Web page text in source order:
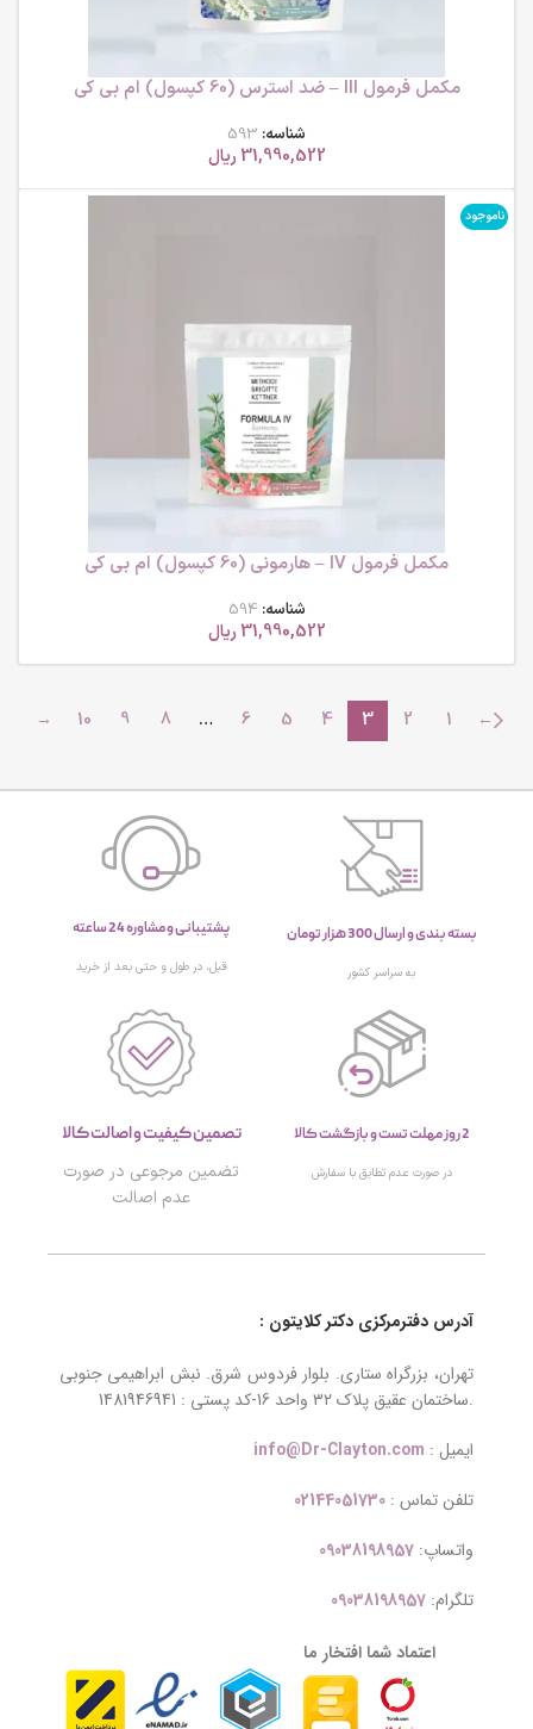
مکمل فرمول III – ضد استرس (60 کپسول) ام بی کی
شناسه: 593
31,990,522 ریال
ناموجود
مکمل فرمول IV – هارمونی (60 کپسول) ام بی کی
شناسه: 594
31,990,522 ریال
←
1
2
3
4
5
6
…
8
9
10
→
بسته بندی و ارسال 300 هزار تومان
به سراسر کشور
پشتیبانی و مشاوره 24 ساعته
قبل، در طول و حتی بعد از خرید
2 روز مهلت تست و بازگشت کالا
در صورت عدم تطابق با سفارش
تصمین کیفیت و اصالت کالا
تضمین مرجوعی در صورت
عدم اصالت
آدرس دفترمرکزی دکتر کلایتون :
تهران، بزرگراه ستاری. بلوار فردوس شرق. نبش ابراهیمی جنوبی
.ساختمان عقیق پلاک ۳۲ واحد 16-کد پستی : 1481946941
ایمیل : info@Dr-Clayton.com
تلفن تماس :02144051730
واتساپ:09038198957
تلگرام:09038198957
اعتماد شما افتخار ما